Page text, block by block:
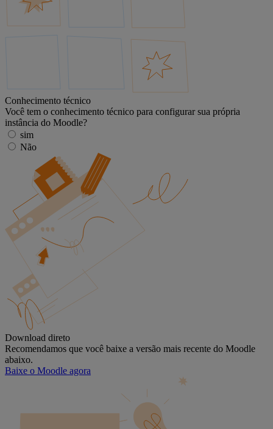
Conhecimento técnico
Você tem o conhecimento técnico para configurar sua própria
instância do Moodle?
sim
Não
Download direto
Recomendamos que você baixe a versão mais recente do Moodle
abaixo.
Baixe o Moodle agora